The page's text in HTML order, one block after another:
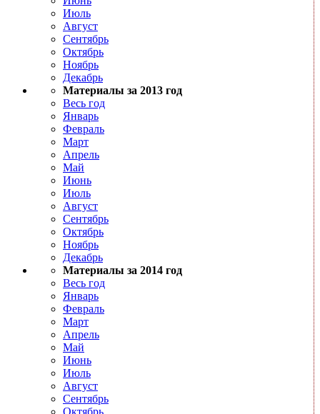
Июль
Август
Сентябрь
Октябрь
Ноябрь
Декабрь
Материалы за 2013 год
Весь год
Январь
Февраль
Март
Апрель
Май
Июнь
Июль
Август
Сентябрь
Октябрь
Ноябрь
Декабрь
Материалы за 2014 год
Весь год
Январь
Февраль
Март
Апрель
Май
Июнь
Июль
Август
Сентябрь
Октябрь